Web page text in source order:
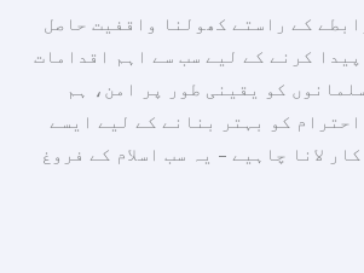
کے راستے کھولنا واقفیت حاصل
کرنے کے لیے سب سے اہم اقدامات
کو یقینی طور پر امن، ہم
کو بہتر بنانے کے لیے ایسے
لانا چاہیے – یہ سب اسلام کے فروغ